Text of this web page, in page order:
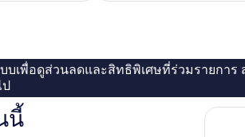
บเพื่อดูส่วนลดและสิทธิพิเศษที่ร่วมรายการ
ป
นี้